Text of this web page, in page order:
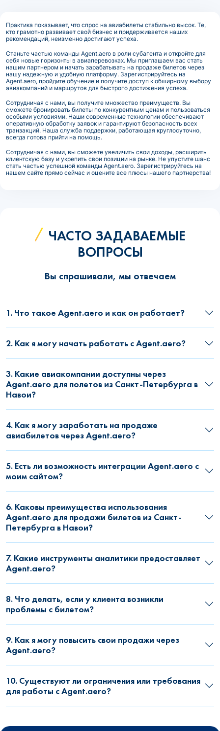
Практика показывает, что спрос на авиабилеты стабильно высок. Те,
кто грамотно развивает свой бизнес и придерживается наших
рекомендаций, неизменно достигают успеха.
Станьте частью команды Agent.aero в роли субагента и откройте для
себя новые горизонты в авиаперевозках. Мы приглашаем вас стать
нашим партнером и начать зарабатывать на продаже билетов через
нашу надежную и удобную платформу. Зарегистрируйтесь на
Agent.aero, пройдите обучение и получите доступ к обширному выбору
авиакомпаний и маршрутов для быстрого достижения успеха.
Сотрудничая с нами, вы получите множество преимуществ. Вы
сможете бронировать билеты по конкурентным ценам и пользоваться
особыми условиями. Наши современные технологии обеспечивают
оперативную обработку заявок и гарантируют безопасность всех
транзакций. Наша служба поддержки, работающая круглосуточно,
всегда готова прийти на помощь.
Сотрудничая с нами, вы сможете увеличить свои доходы, расширить
клиентскую базу и укрепить свои позиции на рынке. Не упустите шанс
стать частью успешной команды Agent.aero. Зарегистрируйтесь на
нашем сайте прямо сейчас и оцените все плюсы нашего партнерства!
ЧАСТО ЗАДАВАЕМЫЕ
ВОПРОСЫ
Вы спрашивали, мы отвечаем
1. Что такое Agent.aero и как он работает?
2. Как я могу начать работать с Agent.aero?
3. Какие авиакомпании доступны через
Agent.aero для полетов из Санкт-Петербурга в
Навои?
4. Как я могу заработать на продаже
авиабилетов через Agent.aero?
5. Есть ли возможность интеграции Agent.aero с
моим сайтом?
6. Каковы преимущества использования
Agent.aero для продажи билетов из Санкт-
Петербурга в Навои?
7. Какие инструменты аналитики предоставляет
Agent.aero?
8. Что делать, если у клиента возникли
проблемы с билетом?
9. Как я могу повысить свои продажи через
Agent.aero?
10. Существуют ли ограничения или требования
для работы с Agent.aero?